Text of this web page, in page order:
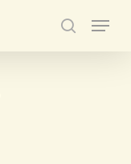
search
Menu